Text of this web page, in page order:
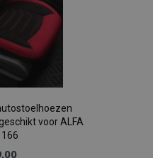
voor ALFA
166